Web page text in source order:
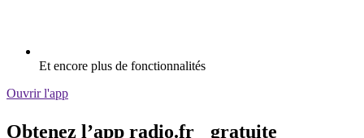
Et encore plus de fonctionnalités
Ouvrir l'app
Obtenez l’app radio.fr gratuite